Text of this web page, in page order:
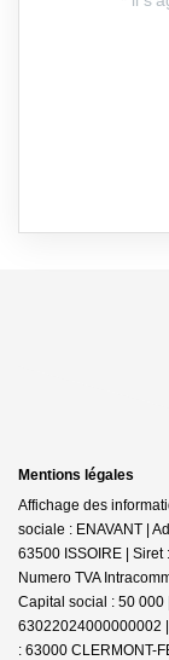
Mentions légales
Affichage des
sociale : ENAVANT |
63500 ISSOIRE |
Numero TVA
Capital social : 50 000
63022024000000002
: 63000 CLERMONT-